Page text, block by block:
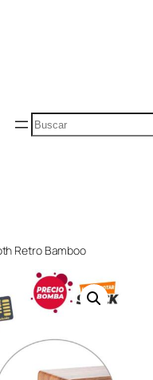
Buscar
Retro Bamboo